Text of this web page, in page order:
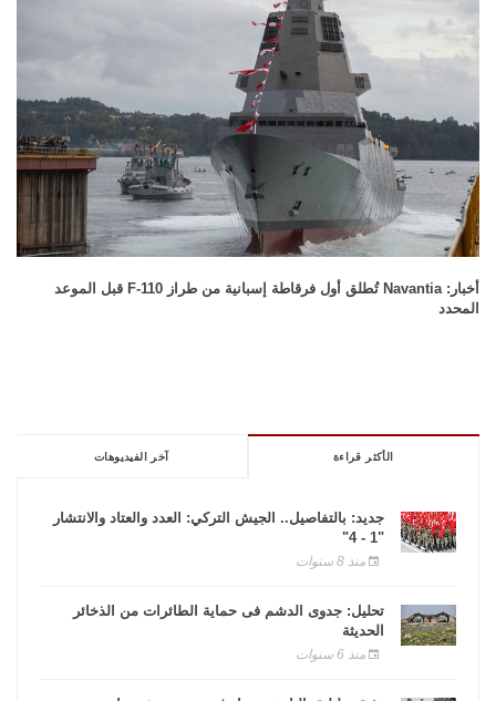
أخبار: Navantia تُطلق أول فرقاطة إسبانية من طراز F-110 قبل الموعد
المحدد
الأكثر قراءة آخر الفيديوهات
جديد: بالتفاصيل.. الجيش التركي: العدد والعتاد والانتشار
"1 - 4"
منذ 8 سنوات
تحليل: جدوى الدشم فى حماية الطائرات من الذخائر
الحديثة
منذ 6 سنوات